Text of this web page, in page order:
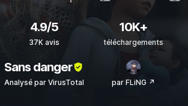
4.9/5
37K avis
10K+
téléchargements
Sans danger
Analysé par VirusTotal par FLiNG ↗